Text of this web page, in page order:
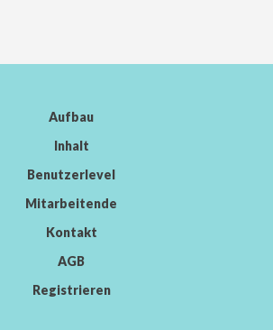
Aufbau
Inhalt
Benutzerlevel
Mitarbeitende
Kontakt
AGB
Registrieren